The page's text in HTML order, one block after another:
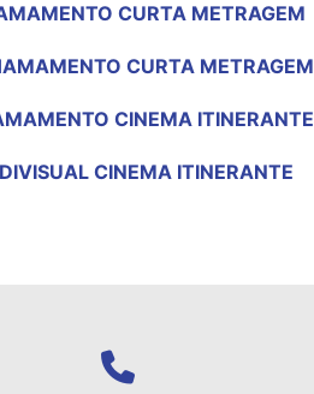
CURTA METRAGEM
CURTA METRAGEM
CINEMA ITINERANTE
CINEMA ITINERANTE